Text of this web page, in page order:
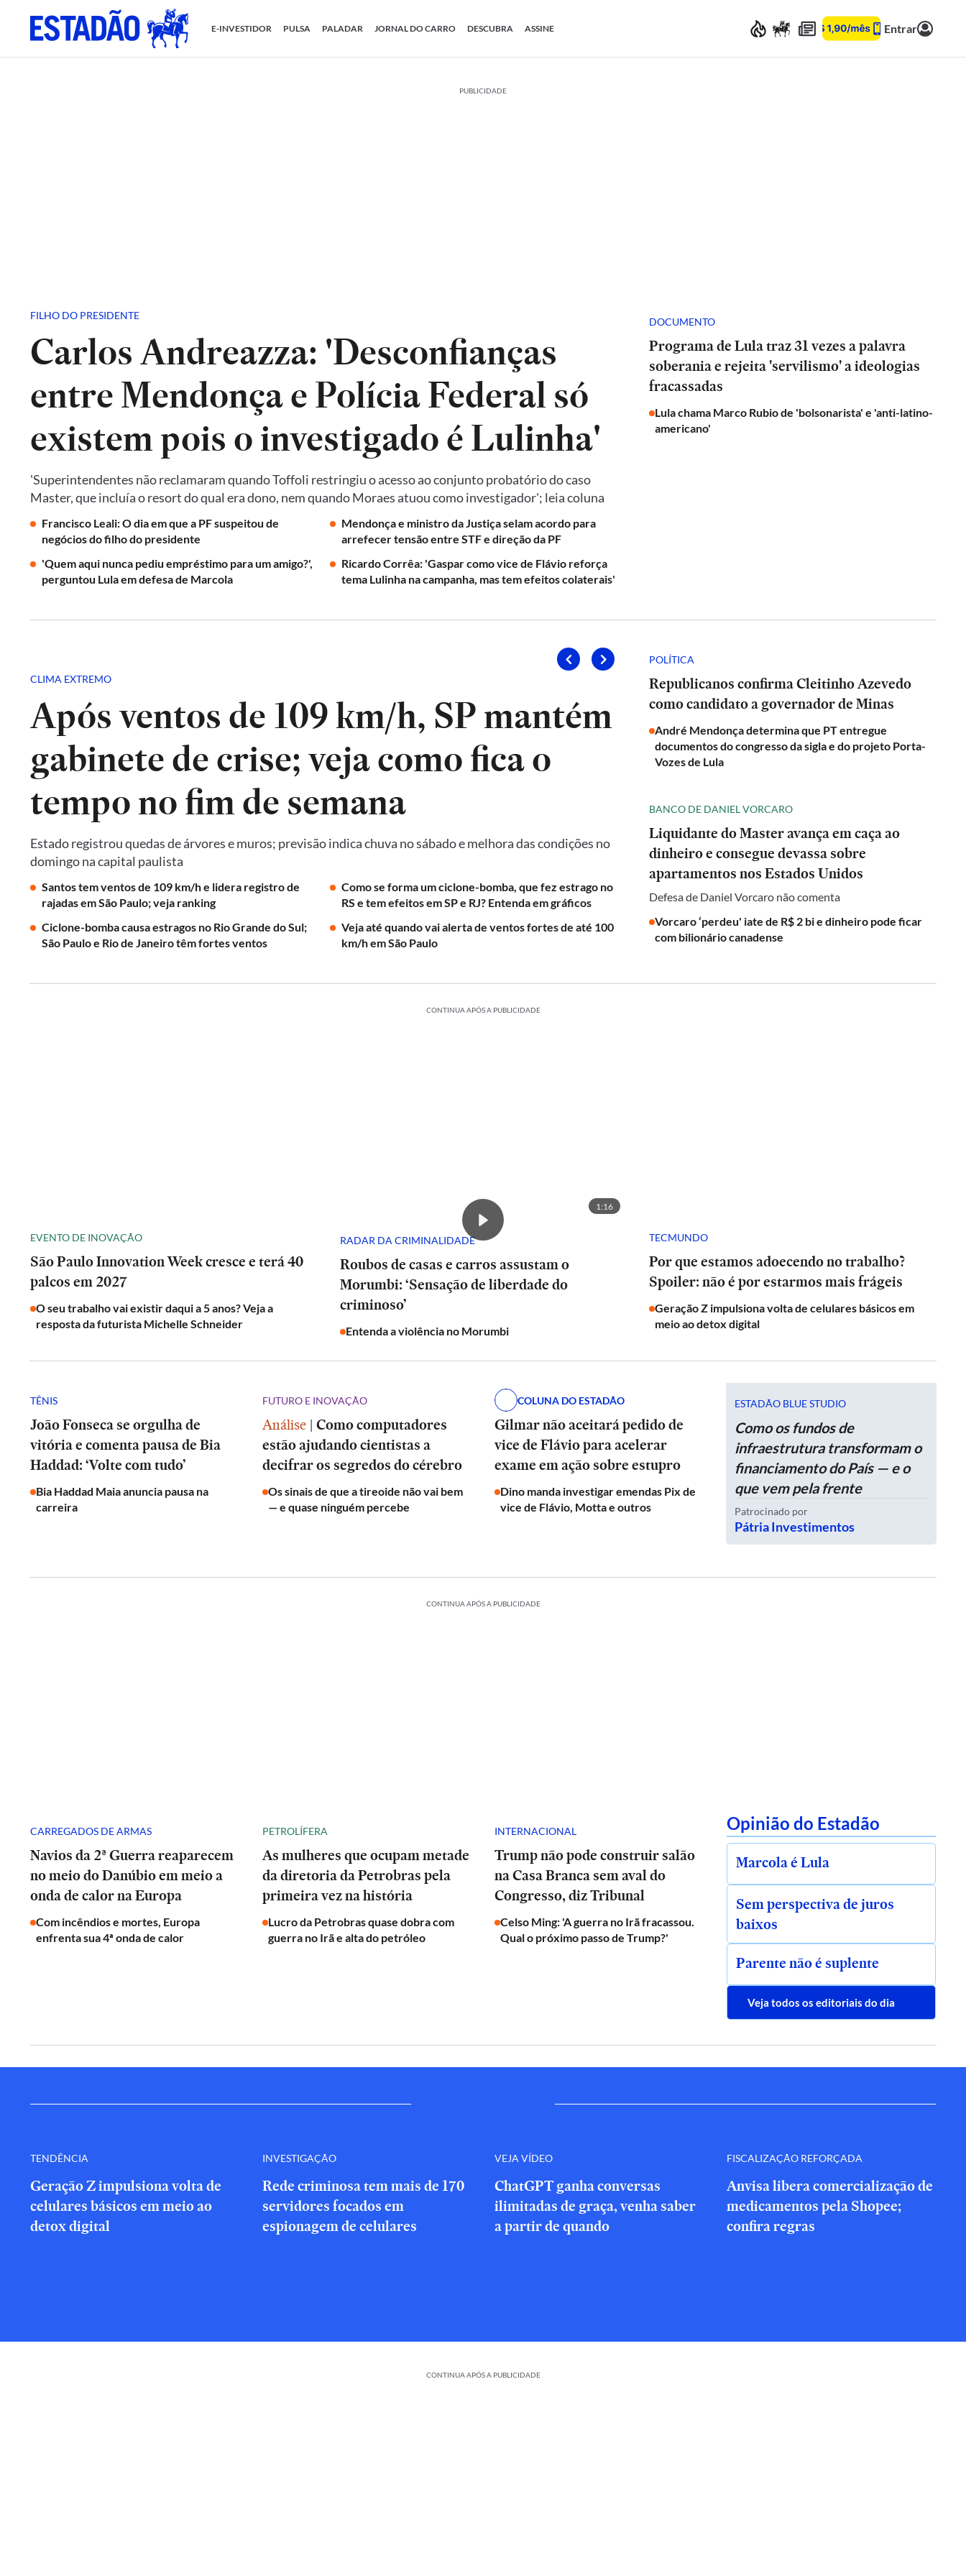
E-INVESTIDOR PULSA PALADAR JORNAL DO CARRO DESCUBRA ASSINE Entrar
PUBLICIDADE
FILHO DO PRESIDENTE
Carlos Andreazza: 'Desconfianças
entre Mendonça e Polícia Federal só
existem pois o investigado é Lulinha'
'Superintendentes não reclamaram quando Toffoli restringiu o acesso ao conjunto probatório do caso
Master, que incluía o resort do qual era dono, nem quando Moraes atuou como investigador'; leia coluna
Francisco Leali: O dia em que a PF suspeitou de
negócios do filho do presidente
Mendonça e ministro da Justiça selam acordo para
arrefecer tensão entre STF e direção da PF
'Quem aqui nunca pediu empréstimo para um amigo?',
perguntou Lula em defesa de Marcola
Ricardo Corrêa: 'Gaspar como vice de Flávio reforça
tema Lulinha na campanha, mas tem efeitos colaterais'
DOCUMENTO
Programa de Lula traz 31 vezes a palavra
soberania e rejeita 'servilismo' a ideologias
fracassadas
Lula chama Marco Rubio de 'bolsonarista' e 'anti-latino-
americano'
CLIMA EXTREMO
Após ventos de 109 km/h, SP mantém
gabinete de crise; veja como fica o
tempo no fim de semana
Estado registrou quedas de árvores e muros; previsão indica chuva no sábado e melhora das condições no
domingo na capital paulista
Santos tem ventos de 109 km/h e lidera registro de
rajadas em São Paulo; veja ranking
Como se forma um ciclone-bomba, que fez estrago no
RS e tem efeitos em SP e RJ? Entenda em gráficos
Ciclone-bomba causa estragos no Rio Grande do Sul;
São Paulo e Rio de Janeiro têm fortes ventos
Veja até quando vai alerta de ventos fortes de até 100
km/h em São Paulo
POLÍTICA
Republicanos confirma Cleitinho Azevedo
como candidato a governador de Minas
André Mendonça determina que PT entregue
documentos do congresso da sigla e do projeto Porta-
Vozes de Lula
BANCO DE DANIEL VORCARO
Liquidante do Master avança em caça ao
dinheiro e consegue devassa sobre
apartamentos nos Estados Unidos
Defesa de Daniel Vorcaro não comenta
Vorcaro ‘perdeu' iate de R$ 2 bi e dinheiro pode ficar
com bilionário canadense
CONTINUA APÓS A PUBLICIDADE
EVENTO DE INOVAÇÃO
São Paulo Innovation Week cresce e terá 40
palcos em 2027
O seu trabalho vai existir daqui a 5 anos? Veja a
resposta da futurista Michelle Schneider
1:16
RADAR DA CRIMINALIDADE
Roubos de casas e carros assustam o
Morumbi: ‘Sensação de liberdade do
criminoso’
Entenda a violência no Morumbi
TECMUNDO
Por que estamos adoecendo no trabalho?
Spoiler: não é por estarmos mais frágeis
Geração Z impulsiona volta de celulares básicos em
meio ao detox digital
TÊNIS
João Fonseca se orgulha de
vitória e comenta pausa de Bia
Haddad: ‘Volte com tudo’
Bia Haddad Maia anuncia pausa na
carreira
FUTURO E INOVAÇÃO
Análise | Como computadores
estão ajudando cientistas a
decifrar os segredos do cérebro
Os sinais de que a tireoide não vai bem
— e quase ninguém percebe
COLUNA DO ESTADÃO
Gilmar não aceitará pedido de
vice de Flávio para acelerar
exame em ação sobre estupro
Dino manda investigar emendas Pix de
vice de Flávio, Motta e outros
ESTADÃO BLUE STUDIO
Como os fundos de
infraestrutura transformam o
financiamento do País — e o
que vem pela frente
Patrocinado por
Pátria Investimentos
CONTINUA APÓS A PUBLICIDADE
CARREGADOS DE ARMAS
Navios da 2ª Guerra reaparecem
no meio do Danúbio em meio a
onda de calor na Europa
Com incêndios e mortes, Europa
enfrenta sua 4ª onda de calor
PETROLÍFERA
As mulheres que ocupam metade
da diretoria da Petrobras pela
primeira vez na história
Lucro da Petrobras quase dobra com
guerra no Irã e alta do petróleo
INTERNACIONAL
Trump não pode construir salão
na Casa Branca sem aval do
Congresso, diz Tribunal
Celso Ming: 'A guerra no Irã fracassou.
Qual o próximo passo de Trump?'
Opinião do Estadão
Marcola é Lula
Sem perspectiva de juros
baixos
Parente não é suplente
Veja todos os editoriais do dia
TENDÊNCIA
Geração Z impulsiona volta de
celulares básicos em meio ao
detox digital
INVESTIGAÇÃO
Rede criminosa tem mais de 170
servidores focados em
espionagem de celulares
VEJA VÍDEO
ChatGPT ganha conversas
ilimitadas de graça, venha saber
a partir de quando
FISCALIZAÇÃO REFORÇADA
Anvisa libera comercialização de
medicamentos pela Shopee;
confira regras
CONTINUA APÓS A PUBLICIDADE